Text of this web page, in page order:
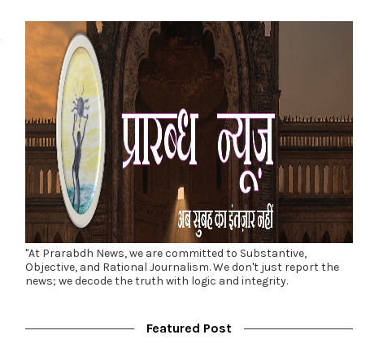
"At Prarabdh News, we are committed to Substantive,
Objective, and Rational Journalism. We don't just report the
news; we decode the truth with logic and integrity.
Featured Post